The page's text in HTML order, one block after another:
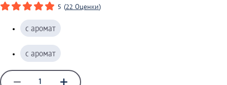
5 (22 Оценки)
с аромат
с аромат